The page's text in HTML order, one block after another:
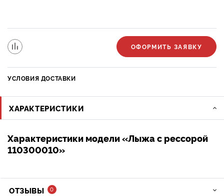
ОФОРМИТЬ ЗАЯВКУ
УСЛОВИЯ ДОСТАВКИ
ХАРАКТЕРИСТИКИ
Характеристики модели «Лыжа с рессорой
110300010»
ОТЗЫВЫ 0